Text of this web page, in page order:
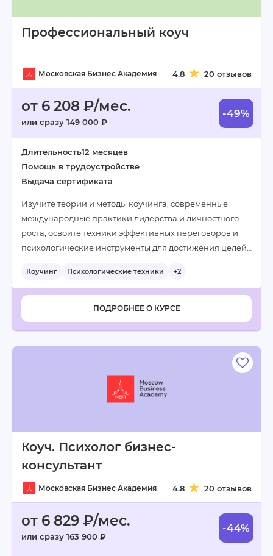
Профессиональный коуч
Московская Бизнес Академия 4.8 20 отзывов
от 6 208 ₽/мес.
или сразу 149 000 ₽
-49%
Длительность12 месяцев
Помощь в трудоустройстве
Выдача сертификата
Изучите теории и методы коучинга, современные
международные практики лидерства и личностного
роста, освоите техники эффективных переговоров и
психологические инструменты для достижения целей…
Коучинг Психологические техники +2
ПОДРОБНЕЕ О КУРСЕ
Коуч. Психолог бизнес-
консультант
Московская Бизнес Академия 4.8 20 отзывов
от 6 829 ₽/мес.
или сразу 163 900 ₽
-44%